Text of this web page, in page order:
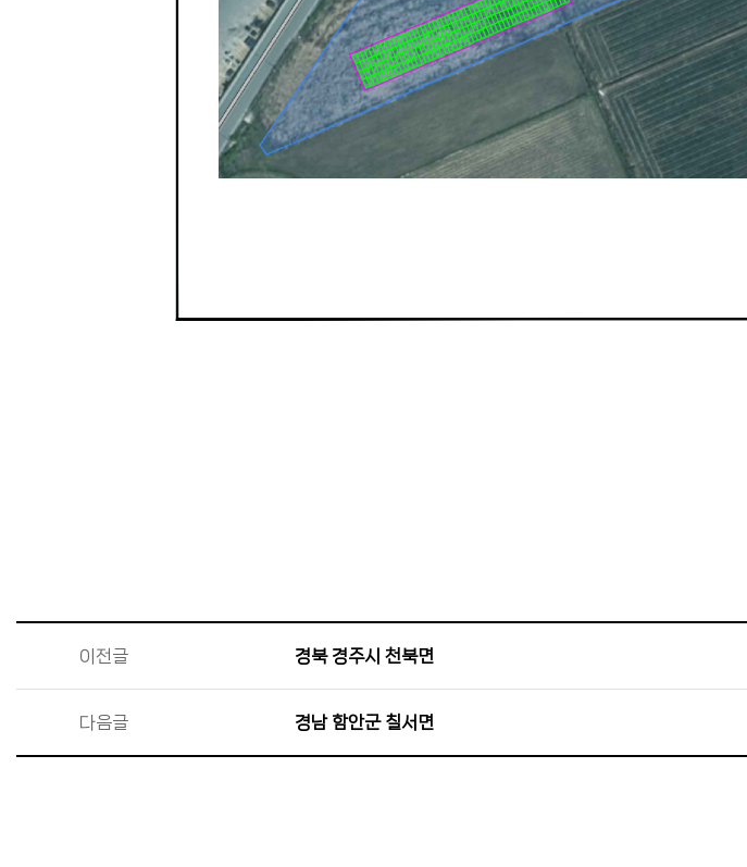
이전글 경북 경주시 천북면
다음글 경남 함안군 칠서면